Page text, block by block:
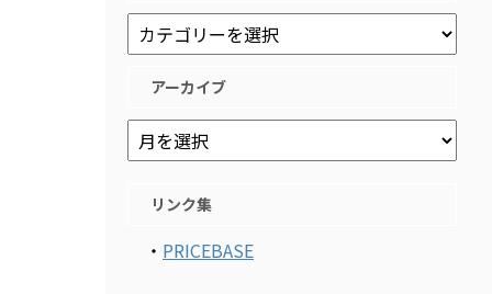
アーカイブ
リンク集
・ PRICEBASE